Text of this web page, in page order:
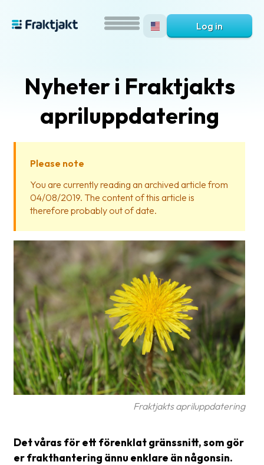
is
Fraktjakt?
Help?
Glossary
Packing
Shipping
documents
Printer
settings
Delivery
terms
Log in
Nyheter i Fraktjakts
apriluppdatering
Please note
You are currently reading an archived article from
04/08/2019. The content of this article is
therefore probably out of date.
Fraktjakts apriluppdatering
Det våras för ett förenklat gränssnitt, som gör
er frakthantering ännu enklare än någonsin.